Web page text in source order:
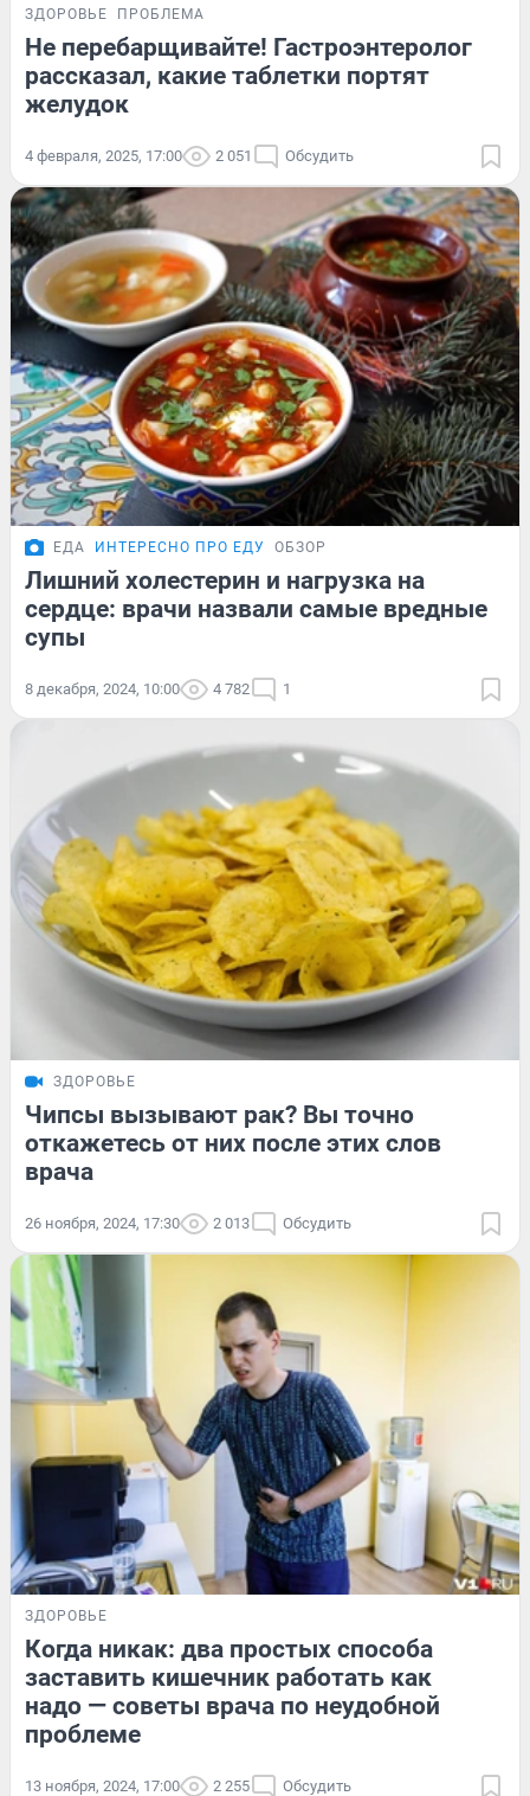
ЗДОРОВЬЕ ПРОБЛЕМА
Не перебарщивайте! Гастроэнтеролог
рассказал, какие таблетки портят
желудок
4 февраля, 2025, 17:00 2 051 Обсудить
ЕДА ИНТЕРЕСНО ПРО ЕДУ ОБЗОР
Лишний холестерин и нагрузка на
сердце: врачи назвали самые вредные
супы
8 декабря, 2024, 10:00 4 782 1
ЗДОРОВЬЕ
Чипсы вызывают рак? Вы точно
откажетесь от них после этих слов
врача
26 ноября, 2024, 17:30 2 013 Обсудить
ЗДОРОВЬЕ
Когда никак: два простых способа
заставить кишечник работать как
надо — советы врача по неудобной
проблеме
13 ноября, 2024, 17:00 2 255 Обсудить